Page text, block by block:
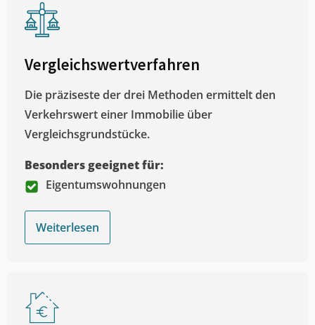
Vergleichswertverfahren
Die präziseste der drei Methoden ermittelt den
Verkehrswert einer Immobilie über
Vergleichsgrundstücke.
Besonders geeignet für:
Eigentumswohnungen
Weiterlesen